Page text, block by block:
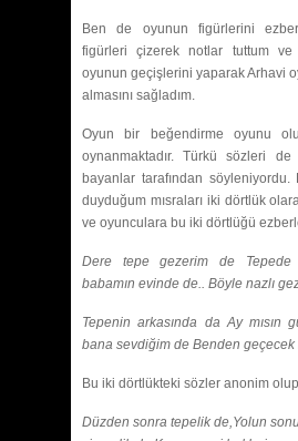
Ben de oyunun figürlerini
figürleri çizerek notlar tuttum ve
oyunun geçişlerini yaparak Arhavi
almasını sağladım.
Oyun bir beğendirme oyunu
oynanmaktadır. Türkü sözleri
bayanlar tarafından söyleniyordu.
duyduğum mısraları iki dörtlük
ve oyunculara bu iki dörtlüğü
Dere tepe gezerim de
babamın evinde de.. Böyle nazlı
Tepenin arkasında da Ay mısın
bana sevdiğim de Benden geçecek
Bu iki dörtlükteki sözler anonim olup
Düzden sonra tepelik de,Yolun